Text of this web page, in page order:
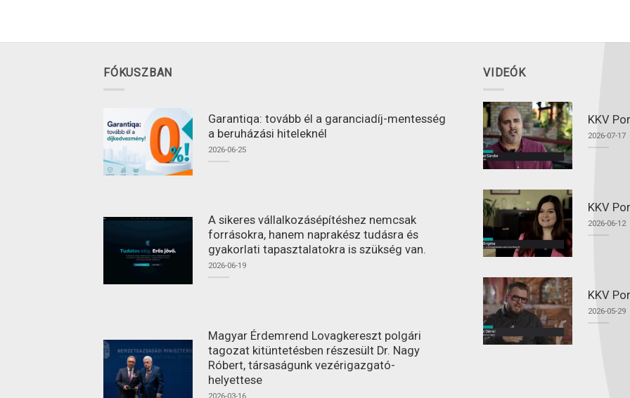
FÓKUSZBAN
Garantiqa: tovább él a garanciadíj-mentesség
a beruházási hiteleknél
2026-06-25
A sikeres vállalkozásépítéshez nemcsak
forrásokra, hanem naprakész tudásra és
gyakorlati tapasztalatokra is szükség van.
2026-06-19
Magyar Érdemrend Lovagkereszt polgári
tagozat kitüntetésben részesült Dr. Nagy
Róbert, társaságunk vezérigazgató-
helyettese
2026-03-16
VIDEÓK
KKV
2026-07-17
KKV
2026-06-12
KKV
2026-05-29